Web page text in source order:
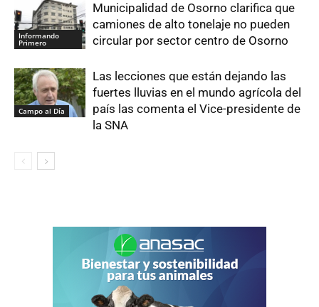
Informando
Primero
Municipalidad de Osorno clarifica que
camiones de alto tonelaje no pueden
circular por sector centro de Osorno
Campo al Día
Las lecciones que están dejando las
fuertes lluvias en el mundo agrícola del
país las comenta el Vice-presidente de
la SNA